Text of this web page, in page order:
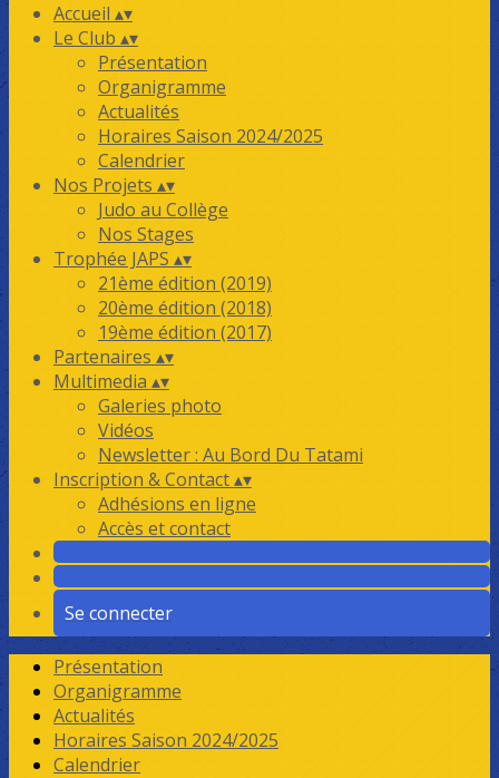
Accueil ▴▾
Le Club ▴▾
Présentation
Organigramme
Actualités
Horaires Saison 2024/2025
Calendrier
Nos Projets ▴▾
Judo au Collège
Nos Stages
Trophée JAPS ▴▾
21ème édition (2019)
20ème édition (2018)
19ème édition (2017)
Partenaires ▴▾
Multimedia ▴▾
Galeries photo
Vidéos
Newsletter : Au Bord Du Tatami
Inscription & Contact▴▾
Adhésions en ligne
Accès et contact
Se connecter
Présentation
Organigramme
Actualités
Horaires Saison 2024/2025
Calendrier